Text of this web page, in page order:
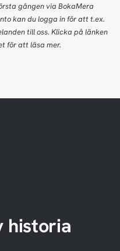
gången via BokaMera
kan du logga in för att t.ex.
till oss. Klicka på länken
för att läsa mer.
historia